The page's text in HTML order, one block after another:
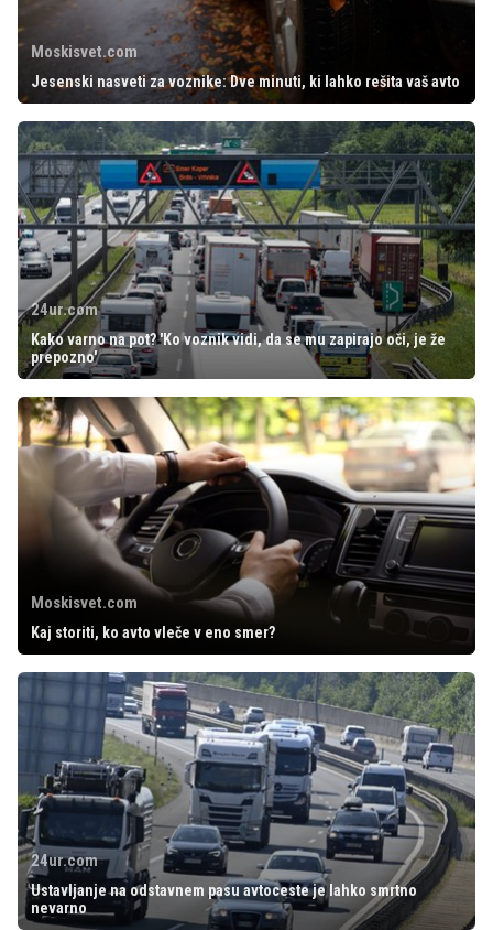
Moskisvet.com
Jesenski nasveti za voznike: Dve minuti, ki lahko rešita vaš avto
24ur.com
Kako varno na pot? 'Ko voznik vidi, da se mu zapirajo oči, je že
prepozno'
Moskisvet.com
Kaj storiti, ko avto vleče v eno smer?
24ur.com
Ustavljanje na odstavnem pasu avtoceste je lahko smrtno
nevarno